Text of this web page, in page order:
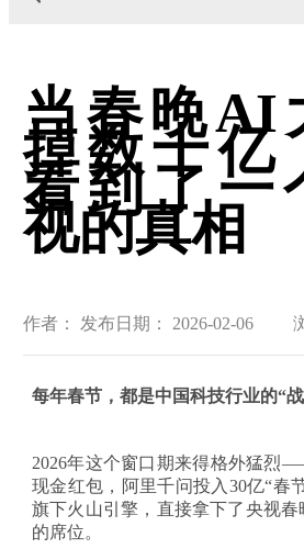
当春晚AI
掉数十亿
看到了一
视的真相
作者： 发布日期： 2026-02-06
每年春节，都是中国科技行业的“
2026年这个窗口期来得格外猛烈
现金红包，阿里千问投入30亿“春
旗下火山引擎，直接拿下了央视
的席位。